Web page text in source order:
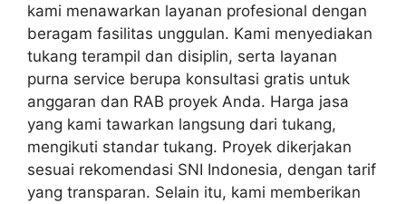
kami menawarkan layanan profesional dengan
beragam fasilitas unggulan. Kami menyediakan
tukang terampil dan disiplin, serta layanan
purna service berupa konsultasi gratis untuk
anggaran dan RAB proyek Anda. Harga jasa
yang kami tawarkan langsung dari tukang,
mengikuti standar tukang. Proyek dikerjakan
sesuai rekomendasi SNI Indonesia, dengan tarif
yang transparan. Selain itu, kami memberikan